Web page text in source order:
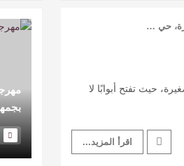
حي …
حيث تفتح أبوابًا لا
اقرأ المزيد...